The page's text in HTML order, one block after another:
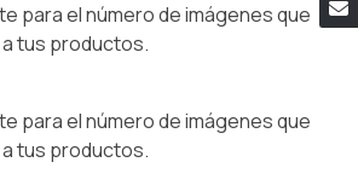
para el número de imágenes que
tus productos.
para el número de imágenes que
tus productos.